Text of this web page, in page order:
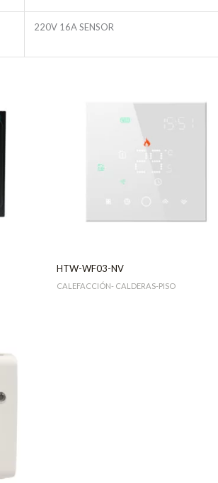
220V 16A SENSOR
HTW-WF03-NV
CALEFACCIÓN- CALDERAS-PISO